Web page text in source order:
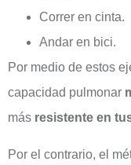
Correr en cinta.
Andar en bici.
Por medio de estos
capacidad pulmonar
más resistente en
Por el contrario, el